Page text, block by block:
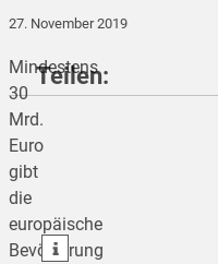
27. November 2019
Mindestens
30
Mrd.
Euro
gibt
die
europäische
Bevölkerung
Teilen:
teilen